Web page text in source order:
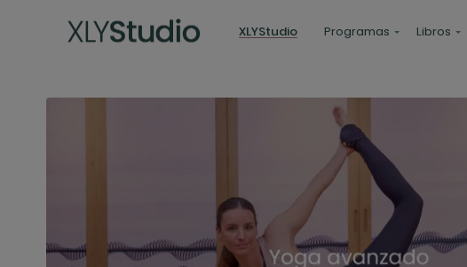
XLYStudio Programas Libros